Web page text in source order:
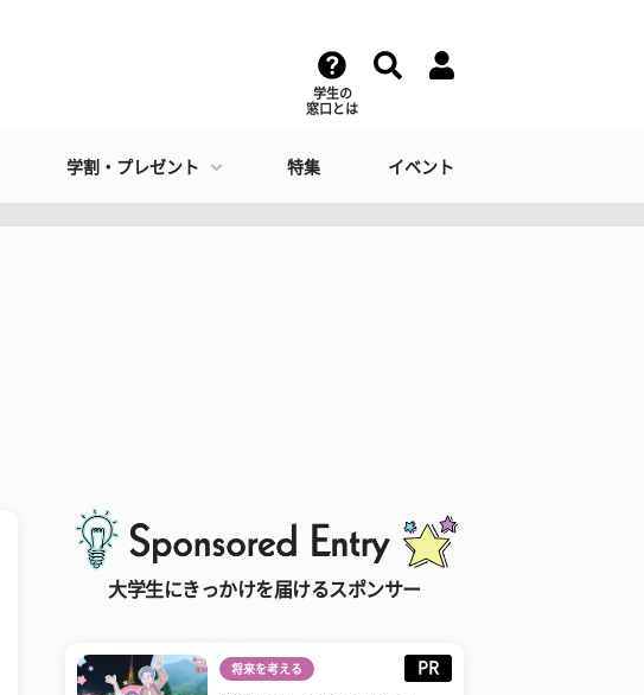
学生の
窓口とは
学割・プレゼント 特集 イベント
大学生にきっかけを届けるスポンサー
将来を考える PR